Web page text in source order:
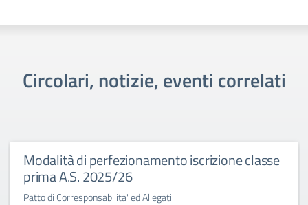
Circolari, notizie, eventi correlati
Modalità di perfezionamento iscrizione classe
prima A.S. 2025/26
Patto di Corresponsabilita' ed Allegati